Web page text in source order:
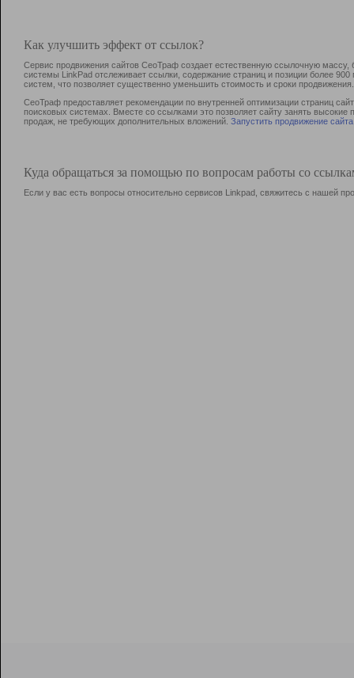
Как улучшить эффект от ссылок?
Сервис продвижения сайтов СеоТраф создает естественную ссылочную
системы LinkPad отслеживает ссылки, содержание страниц и позиции более
систем, что позволяет существенно уменьшить стоимость и сроки продвижения.
СеоТраф предоставляет рекомендации по внутренней оптимизации страниц
поисковых системах. Вместе со ссылками это позволяет сайту занять
продаж, не требующих дополнительных вложений. Запустить продвижение сайта
Куда обращаться за помощью по вопросам работы со
Если у вас есть вопросы относительно сервисов Linkpad, свяжитесь с нашей